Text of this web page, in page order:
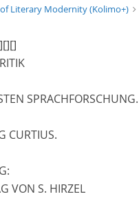
Literary Modernity (Kolimo+)
[][]
SPRACHFORSCHUNG.
CURTIUS.
:
VON S. HIRZEL